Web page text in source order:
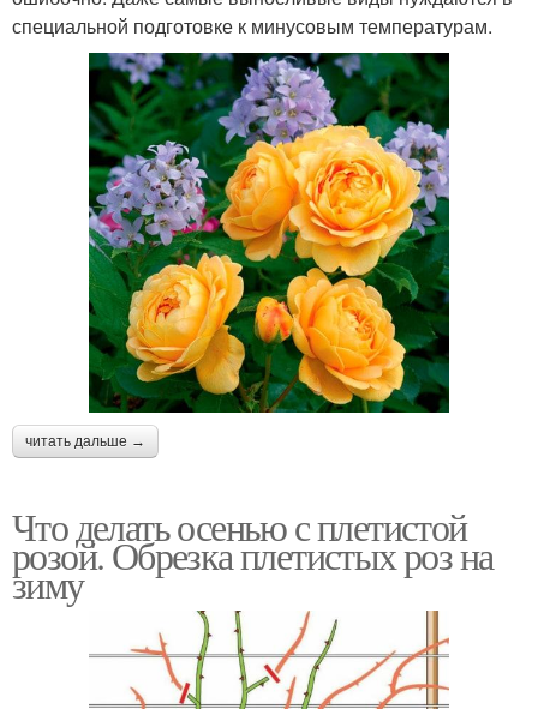
специальной подготовке к минусовым температурам.
читать дальше →
Что делать осенью с плетистой
розой. Обрезка плетистых роз на
зиму